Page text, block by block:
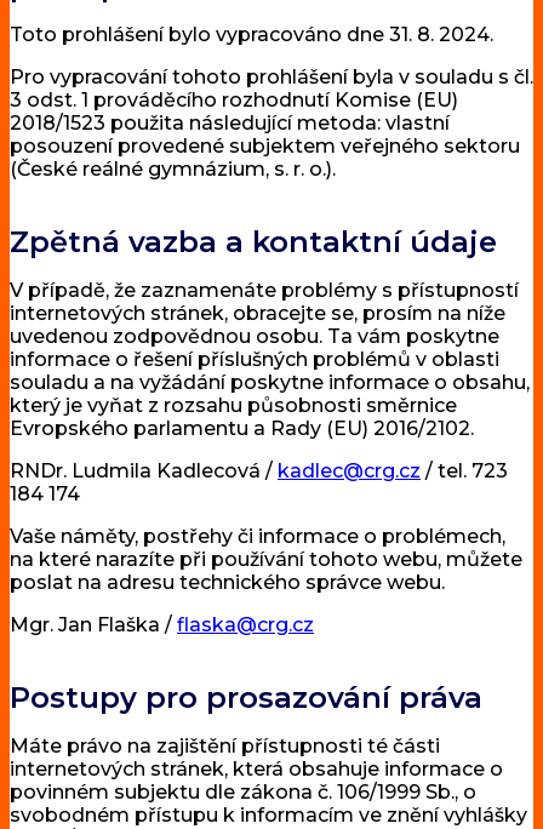
Toto prohlášení bylo vypracováno dne 31. 8. 2024.
Pro vypracování tohoto prohlášení byla v souladu s čl.
3 odst. 1 prováděcího rozhodnutí Komise (EU)
2018/1523 použita následující metoda: vlastní
posouzení provedené subjektem veřejného sektoru
(České reálné gymnázium, s. r. o.).
Zpětná vazba a kontaktní údaje
V případě, že zaznamenáte problémy s přístupností
internetových stránek, obracejte se, prosím na níže
uvedenou zodpovědnou osobu. Ta vám poskytne
informace o řešení příslušných problémů v oblasti
souladu a na vyžádání poskytne informace o obsahu,
který je vyňat z rozsahu působnosti směrnice
Evropského parlamentu a Rady (EU) 2016/2102.
RNDr. Ludmila Kadlecová / kadlec@crg.cz / tel. 723
184 174
Vaše náměty, postřehy či informace o problémech,
na které narazíte při používání tohoto webu, můžete
poslat na adresu technického správce webu.
Mgr. Jan Flaška / flaska@crg.cz
Postupy pro prosazování práva
Máte právo na zajištění přístupnosti té části
internetových stránek, která obsahuje informace o
povinném subjektu dle zákona č. 106/1999 Sb., o
svobodném přístupu k informacím ve znění vyhlášky